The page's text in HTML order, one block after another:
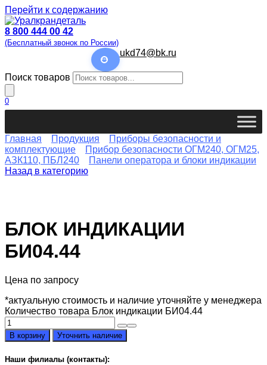
Перейти к содержанию
8 800 444 00 42
(Бесплатный звонок по России)
ukd74@bk.ru
Поиск товаров
0
Главная Продукция
Приборы безопасности и
комплектующие
Прибор безопасности ОГМ240, ОГМ25,
АЗК110, ПБЛ240
Панели оператора и блоки индикации
Назад в категорию
БЛОК ИНДИКАЦИИ
БИ04.44
Цена по запросу
*актуальную стоимость и наличие уточняйте у менеджера
Количество товара Блок индикации БИ04.44
В корзину Уточнить наличие
Наши филиалы (контакты):